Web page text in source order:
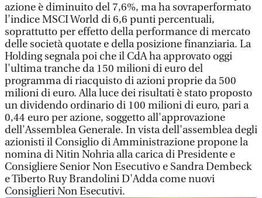
azione è diminuito del 7,6%, ma ha sovraperformato
l'indice MSCI World di 6,6 punti percentuali,
soprattutto per effetto della performance di mercato
delle società quotate e della posizione finanziaria. La
Holding segnala poi che il CdA ha approvato oggi
l'ultima tranche da 150 milioni di euro del
programma di riacquisto di azioni proprie da 500
milioni di euro. Alla luce dei risultati è stato proposto
un dividendo ordinario di 100 milioni di euro, pari a
0,44 euro per azione, soggetto all'approvazione
dell'Assemblea Generale. In vista dell'assemblea degli
azionisti il Consiglio di Amministrazione propone la
nomina di Nitin Nohria alla carica di Presidente e
Consigliere Senior Non Esecutivo e Sandra Dembeck
e Tiberto Ruy Brandolini D'Adda come nuovi
Consiglieri Non Esecutivi.